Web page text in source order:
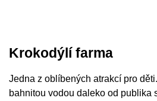
Krokodýlí farma
Jedna z oblíbených atrakcí pro
bahnitou vodou daleko od publika